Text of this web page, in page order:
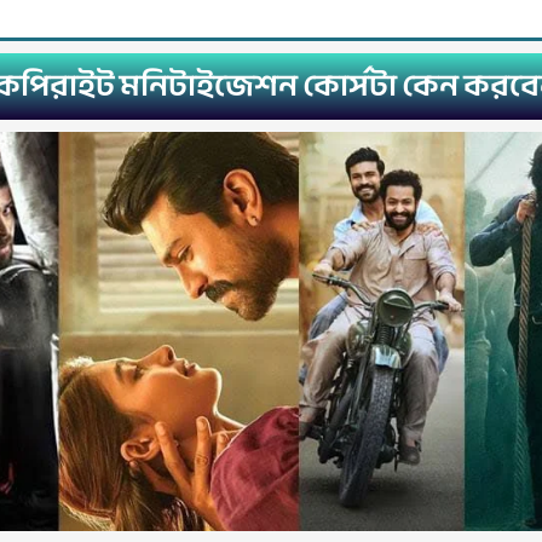
মনিটাইজেশন কোর্সটা কেন